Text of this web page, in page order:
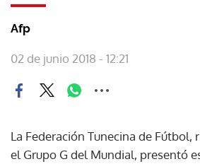
Afp
02 de junio 2018 - 12:21
La Federación Tunecina de Fútbol,
el Grupo G del Mundial, presentó